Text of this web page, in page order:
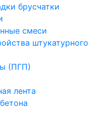
брусчатки
смеси
штукатурного
(ПГП)
лента